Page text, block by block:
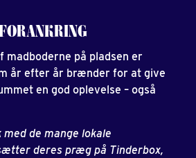
madboderne på pladsen er
år efter år brænder for at give
en god oplevelse – også
med de mange lokale
deres præg på Tinderbox,